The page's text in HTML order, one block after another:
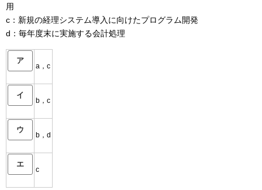
用
c：新規の経理システム導入に向けたプログラム開発
d：毎年度末に実施する会計処理
ア
a，c
イ
b，c
ウ
b，d
エ
c